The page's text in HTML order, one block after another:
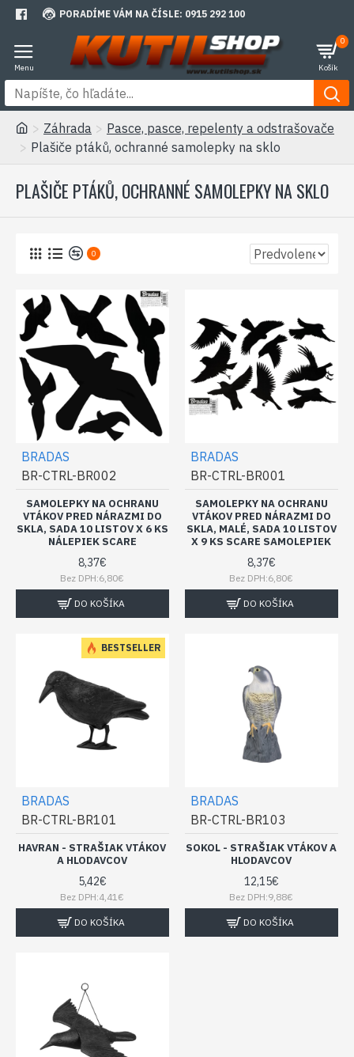
PORADÍME VÁM NA ČÍSLE: 0915 292 100
0
Záhrada
Pasce, pasce, repelenty a odstrašovače
Plašiče ptáků, ochranné samolepky na sklo
PLAŠIČE PTÁKŮ, OCHRANNÉ SAMOLEPKY NA SKLO
0
BRADAS
BR-CTRL-BR002
SAMOLEPKY NA OCHRANU
VTÁKOV PRED NÁRAZMI DO
SKLA, SADA 10 LISTOV X 6 KS
NÁLEPIEK SCARE
8,37€
Bez DPH:6,80€
DO KOŠÍKA
BRADAS
BR-CTRL-BR001
SAMOLEPKY NA OCHRANU
VTÁKOV PRED NÁRAZMI DO
SKLA, MALÉ, SADA 10 LISTOV
X 9 KS SCARE SAMOLEPIEK
8,37€
Bez DPH:6,80€
DO KOŠÍKA
BESTSELLER
BRADAS
BR-CTRL-BR101
HAVRAN - STRAŠIAK VTÁKOV
A HLODAVCOV
5,42€
Bez DPH:4,41€
DO KOŠÍKA
BRADAS
BR-CTRL-BR103
SOKOL - STRAŠIAK VTÁKOV A
HLODAVCOV
12,15€
Bez DPH:9,88€
DO KOŠÍKA